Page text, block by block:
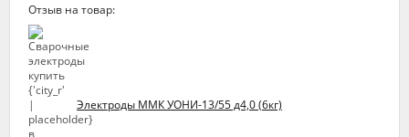
Отзыв на товар:
Электроды ММК УОНИ-13/55 д4,0 (6кг)